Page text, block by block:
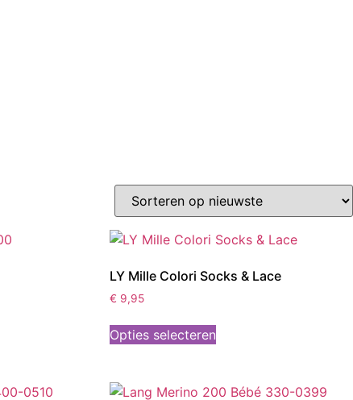
LY Mille Colori Socks & Lace
€ 9,95
Opties selecteren